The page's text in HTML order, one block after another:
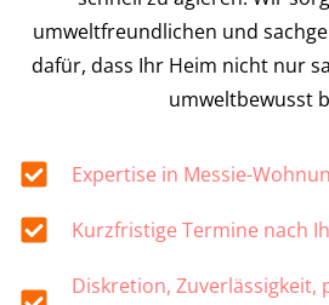
umweltfreundlichen und
dafür, dass Ihr Heim nicht nur
umweltbewusst
Expertise in Messie-
Kurzfristige Termine nach
Diskretion, Zuverlässigkeit,